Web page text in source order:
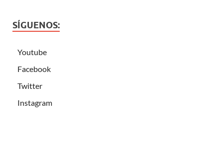
SÍGUENOS:
Youtube
Facebook
Twitter
Instagram